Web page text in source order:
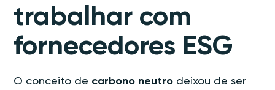
trabalhar com
fornecedores ESG
O conceito de carbono neutro deixou de ser